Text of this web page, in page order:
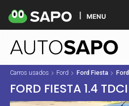
MENU
Carros usados Ford Ford Fiesta
FORD FIESTA 1.4